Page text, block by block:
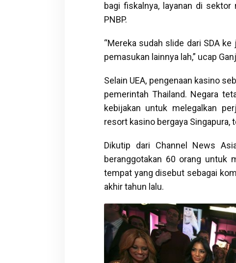
bagi fiskalnya, layanan di
PNBP.
“Mereka sudah slide dari SDA
pemasukan lainnya lah,” ucap
Selain UEA, pengenaan kasino
pemerintah Thailand. Negara
kebijakan untuk melegalkan
resort kasino bergaya
Dikutip dari Channel News
beranggotakan 60 orang untuk
tempat yang disebut sebagai
akhir tahun lalu.